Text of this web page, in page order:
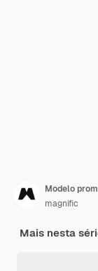
magnific
Mais nesta